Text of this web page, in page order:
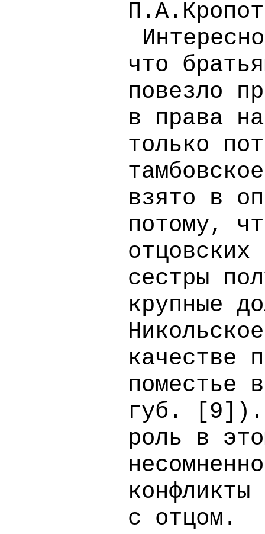
что
повезло
в права
только
взято в
потому,
отцовских
сестры
крупные
качестве
поместье
губ. [9]).
роль в
конфликты
с отцом.